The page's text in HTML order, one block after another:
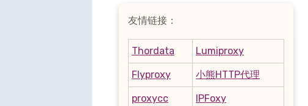
友情链接：
Thordata Lumiproxy
Flyproxy 小熊HTTP代理
proxycc IPFoxy